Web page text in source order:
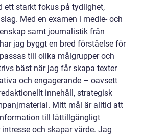
ett starkt fokus på tydlighet,
Med en examen i medie- och
samt journalistik från
jag byggt en bred förståelse för
till olika målgrupper och
bäst när jag får skapa texter
och engagerande – oavsett
innehåll, strategisk
Mitt mål är alltid att
till lättillgängligt
och skapar värde. Jag